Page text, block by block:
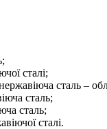
сталі;
сталь –
сталь;
сталь;
сталі.